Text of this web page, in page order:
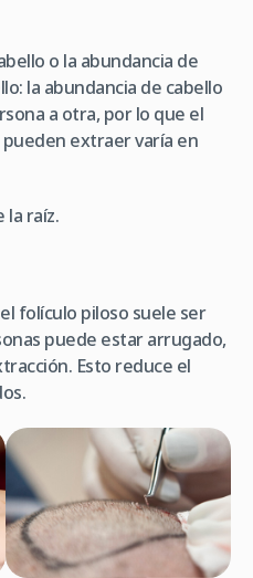
o la abundancia de
la abundancia de cabello
a otra, por lo que el
extraer varía en
la raíz.
folículo piloso suele ser
puede estar arrugado,
Esto reduce el